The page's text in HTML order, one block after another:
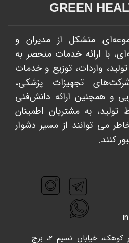
GREEN
متشکل از مدیران و
با ارائه خدمات منحصر به
واردات، توزیع و خدمات
تجهیزات پزشکی،
و همچنین ارائه دانش‌فنی
به مشتریان اطمینان
می توانند از مسیر دشوار
کنند.
تهران، چیتگر، بلوار کوهک، خیابان نسیم 2، برج